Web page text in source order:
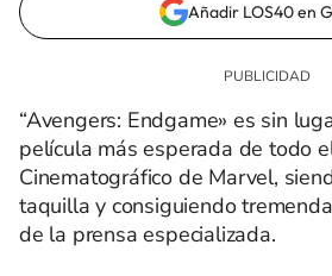
Añadir LOS40 en
“Avengers: Endgame» es sin
película más esperada de todo
Cinematográfico de Marvel,
taquilla y consiguiendo
de la prensa especializada.